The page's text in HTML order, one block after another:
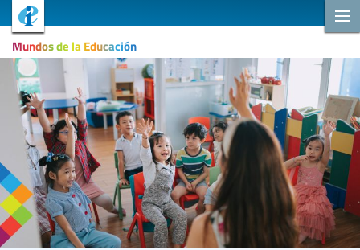
Mundos de la Educación